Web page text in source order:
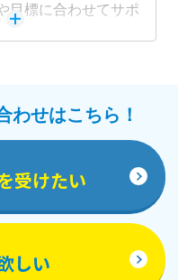
目標に合わせてサポ
わせはこちら！
受けたい
しい